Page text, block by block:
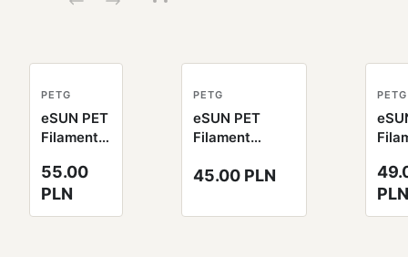
PETG
eSUN PET
Filament
1.75mm
1000g
papierowa
55.00
PLN
PETG
eSUN PET
Filament
pomarańczowy
papierowa
45.00 PLN
PETG
PLN